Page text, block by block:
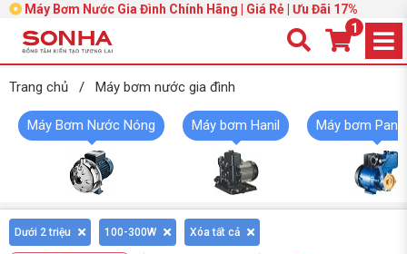
Máy Bơm Nước Gia Đình Chính Hãng | Giá Rẻ | Ưu Đãi 17%
1
Trang chủ / Máy bơm nước gia đình
Máy Bơm Nước Nóng Máy bơm Hanil Máy bơm
Dưới 2 triệu 100-300W Xóa tất cả